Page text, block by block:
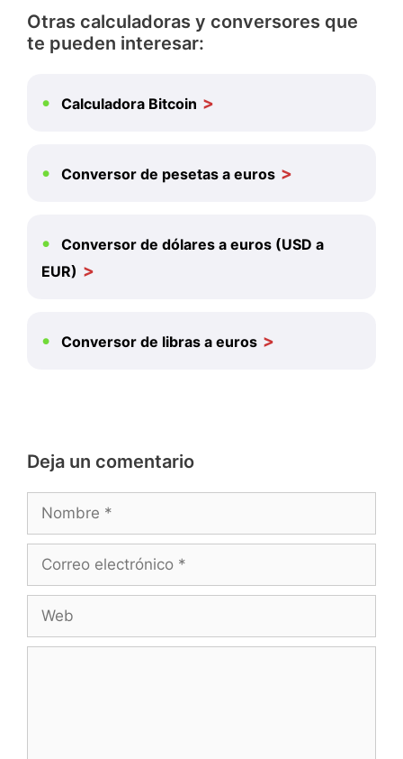
Otras calculadoras y conversores que
te pueden interesar:
Calculadora Bitcoin
Conversor de pesetas a euros
Conversor de dólares a euros (USD a
EUR)
Conversor de libras a euros
Deja un comentario
Nombre
Correo
Web